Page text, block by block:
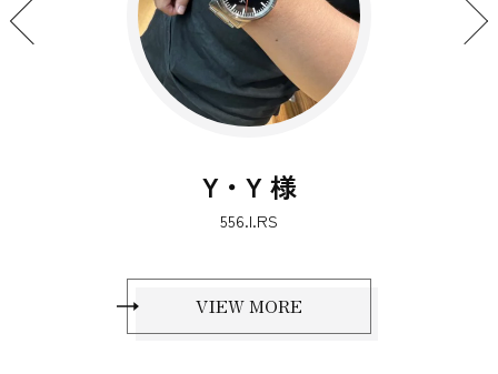
S・T 様
VIEW MORE